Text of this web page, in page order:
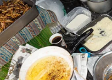
sport
berlin
nord